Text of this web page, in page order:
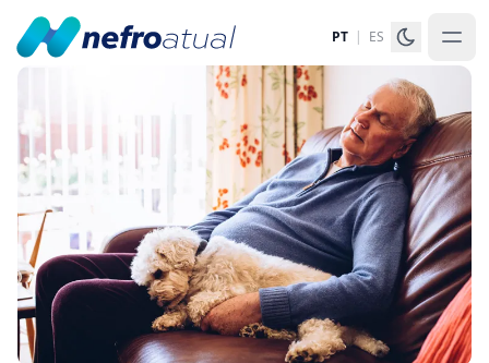
PT | ES